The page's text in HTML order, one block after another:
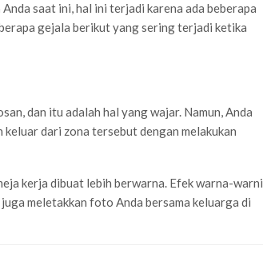
saat ini, hal ini terjadi karena ada beberapa
gejala berikut yang sering terjadi ketika
dan itu adalah hal yang wajar. Namun, Anda
dari zona tersebut dengan melakukan
kerja dibuat lebih berwarna. Efek warna-warni
meletakkan foto Anda bersama keluarga di